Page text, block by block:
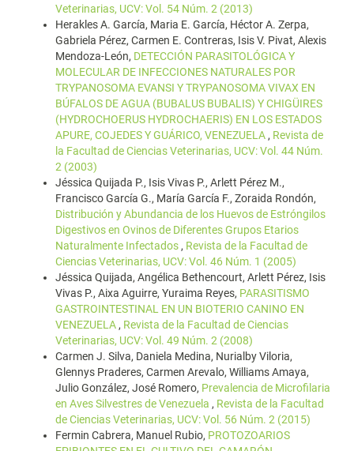
Veterinarias, UCV: Vol. 54 Núm. 2 (2013)
Herakles A. García, Maria E. García, Héctor A. Zerpa,
Gabriela Pérez, Carmen E. Contreras, Isis V. Pivat, Alexis
Mendoza-León, DETECCIÓN PARASITOLÓGICA Y
MOLECULAR DE INFECCIONES NATURALES POR
TRYPANOSOMA EVANSI Y TRYPANOSOMA VIVAX EN
BÚFALOS DE AGUA (BUBALUS BUBALIS) Y CHIGÜIRES
(HYDROCHOERUS HYDROCHAERIS) EN LOS ESTADOS
APURE, COJEDES Y GUÁRICO, VENEZUELA , Revista de
la Facultad de Ciencias Veterinarias, UCV: Vol. 44 Núm.
2 (2003)
Jéssica Quijada P., Isis Vivas P., Arlett Pérez M.,
Francisco García G., María García F., Zoraida Rondón,
Distribución y Abundancia de los Huevos de Estróngilos
Digestivos en Ovinos de Diferentes Grupos Etarios
Naturalmente Infectados , Revista de la Facultad de
Ciencias Veterinarias, UCV: Vol. 46 Núm. 1 (2005)
Jéssica Quijada, Angélica Bethencourt, Arlett Pérez, Isis
Vivas P., Aixa Aguirre, Yuraima Reyes, PARASITISMO
GASTROINTESTINAL EN UN BIOTERIO CANINO EN
VENEZUELA , Revista de la Facultad de Ciencias
Veterinarias, UCV: Vol. 49 Núm. 2 (2008)
Carmen J. Silva, Daniela Medina, Nurialby Viloria,
Glennys Praderes, Carmen Arevalo, Williams Amaya,
Julio González, José Romero, Prevalencia de Microfilaria
en Aves Silvestres de Venezuela , Revista de la Facultad
de Ciencias Veterinarias, UCV: Vol. 56 Núm. 2 (2015)
Fermin Cabrera, Manuel Rubio, PROTOZOARIOS